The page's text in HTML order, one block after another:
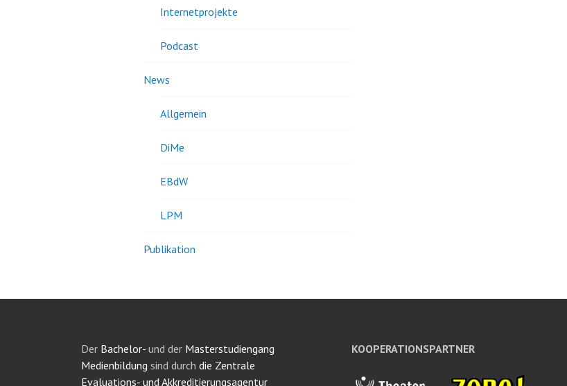
Internetprojekte
Podcast
News
Allgemein
DiMe
EBdW
LPM
Publikation
Der Bachelor- und der Masterstudiengang
Medienbildung sind durch die Zentrale
Evaluations- und Akkreditierungsagentur
KOOPERATIONSPARTNER